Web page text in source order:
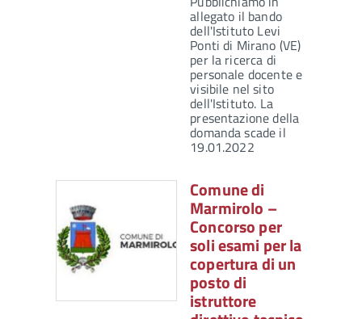
allegato il bando
dell'Istituto Levi
Ponti di Mirano (VE)
per la ricerca di
personale docente e
visibile nel sito
dell'Istituto. La
presentazione della
domanda scade il
19.01.2022
Comune di
Marmirolo –
Concorso per
soli esami per la
copertura di un
posto di
istruttore